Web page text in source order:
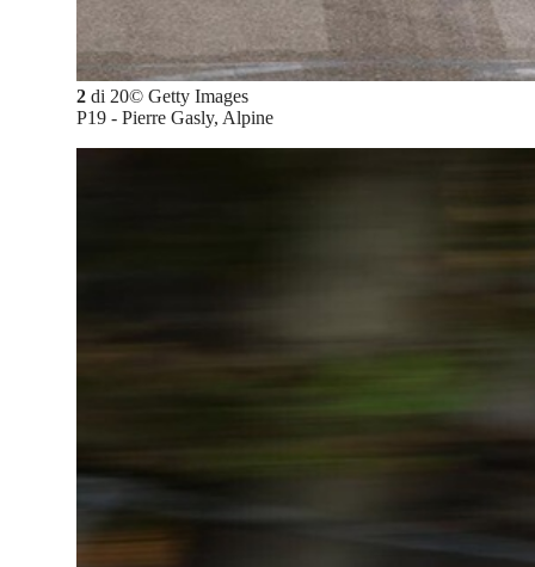
2 di 20© Getty Images
P19 - Pierre Gasly, Alpine